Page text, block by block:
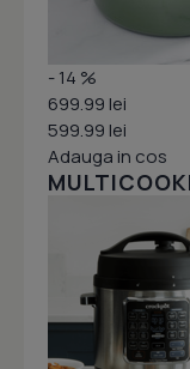
- 14 %
699.99 lei
599.99 lei
Adauga in cos